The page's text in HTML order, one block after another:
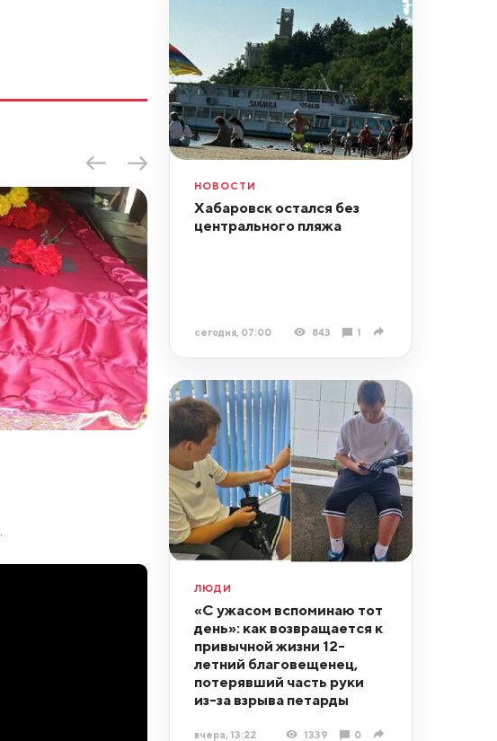
НОВОСТИ
Хабаровск остался без
центрального пляжа
сегодня, 07:00 843 1
ЛЮДИ
«С ужасом вспоминаю тот
день»: как возвращается к
привычной жизни 12-
летний благовещенец,
потерявший часть руки
из-за взрыва петарды
вчера, 13:22 1339 0